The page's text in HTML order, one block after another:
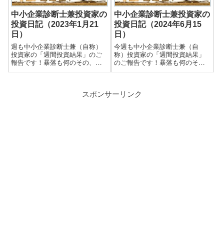
中小企業診断士兼投資家の
投資日記（2023年1月21
日）
週も中小企業診断士兼（自称）
投資家の「週間投資結果」のご
報告です！暴落も何のその、
細々やっている投資結果を皆さ
損益状況も記載しています。大
中小企業診断士兼投資家の
投資日記（2024年6月15
日）
今週も中小企業診断士兼（自
称）投資家の「週間投資結果」
のご報告です！暴落も何のそ
の、細々やっている投資結果を
在の損益状況も記載していま
スポンサーリンク